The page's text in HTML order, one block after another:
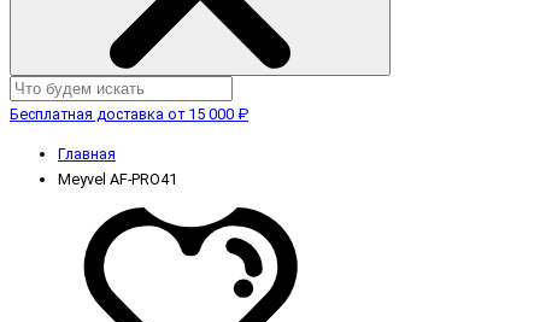
Бесплатная доставка от 15 000 ₽
Главная
Meyvel AF-PRO41